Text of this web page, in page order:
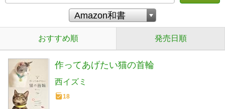
おすすめ順 発売日順
作ってあげたい猫の首輪
西イズミ
18